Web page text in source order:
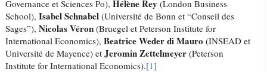
Governance et Sciences Po),Hélène Rey (London Business
School),Isabel Schnabel (Université de Bonn et “Conseil des
Sages”),Nicolas Véron (Bruegel et Peterson Institute for
International Economics),Beatrice Weder di Mauro (INSEAD et
Université de Mayence) etJeromin Zettelmeyer (Peterson
Institute for International Economics).[1]